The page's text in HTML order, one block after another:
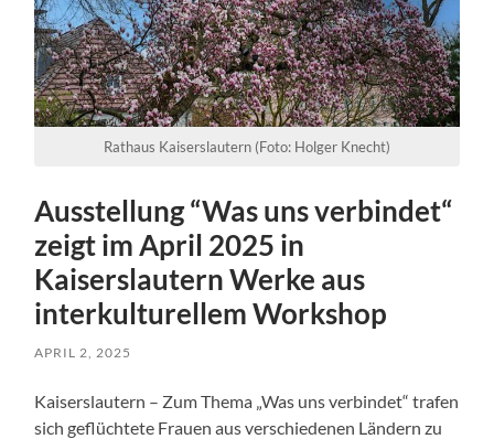
Rathaus Kaiserslautern (Foto: Holger Knecht)
Ausstellung “Was uns verbindet“
zeigt im April 2025 in
Kaiserslautern Werke aus
interkulturellem Workshop
APRIL 2, 2025
Kaiserslautern – Zum Thema „Was uns verbindet“ trafen
sich geflüchtete Frauen aus verschiedenen Ländern zu